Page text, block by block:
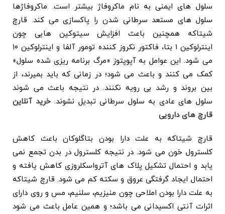
سلول های ایمنی به نام ماکروفاژ بیشتر است. ماکروفاژها
سلول های مستعد سرطانی شدن را پاکسازی می کند. قارچ
شیتاکه همچنین باعث افزایش سیتوکین هایی چون
اینترلوکین ۱ بتا، فاکتور نکروز کننده تومور آلفا و اینترلوکین ۱۰
می شود. این عوامل به آپوپتوز «مرگ برنامه ریزی شده سلول»
کمک می کنند و باعث می شود؛ در زمانی که باید بمیرند، از
بین بروند و رشد بی رویه نکنند. در نتیجه باعث می شوند
سلول های عادی به سلول سرطانی تبدیل نشوند.خرید آنلاین
قارچ های دارویی
قارچ شیتاکه به علت دارا بودن بتاگلوکان باعث کاهش
کلسترول خون می شود. در نتیجه کلسترول در بدن تجمع نمی
یابد و احتمال تشکیل پلاک های آترواسکلروزی کاهش یافته و
احتمال ایجاد گرفتگی عروق و سکته کم می شود. قارچ شیتاکه
به علت دارا بودن املاحی چون منیزیم، سلنیم، مس و روی دارای
اثرات آنتی اکسیدانی می باشد؛ و همین عامل باعث می شود